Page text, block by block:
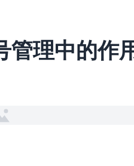
管理中的作